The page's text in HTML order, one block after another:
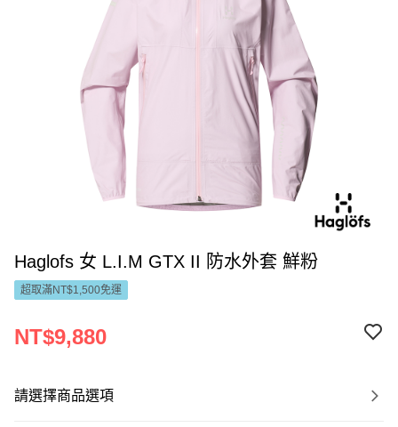
Haglofs 女 L.I.M GTX II 防水外套 鮮粉
超取滿NT$1,500免運
NT$9,880
請選擇商品選項